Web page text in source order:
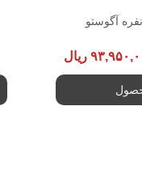
آگوستو
ریال